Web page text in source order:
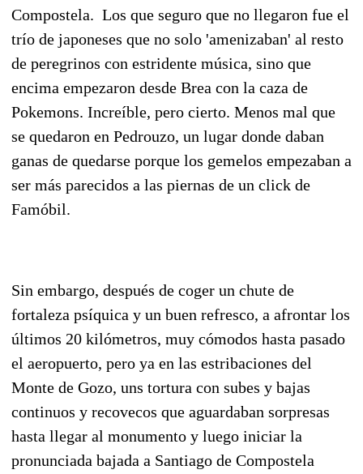
Compostela. Los que seguro que no llegaron fue el
trío de japoneses que no solo 'amenizaban' al resto
de peregrinos con estridente música, sino que
encima empezaron desde Brea con la caza de
Pokemons. Increíble, pero cierto. Menos mal que
se quedaron en Pedrouzo, un lugar donde daban
ganas de quedarse porque los gemelos empezaban a
ser más parecidos a las piernas de un click de
Famóbil.
Sin embargo, después de coger un chute de
fortaleza psíquica y un buen refresco, a afrontar los
últimos 20 kilómetros, muy cómodos hasta pasado
el aeropuerto, pero ya en las estribaciones del
Monte de Gozo, uns tortura con subes y bajas
continuos y recovecos que aguardaban sorpresas
hasta llegar al monumento y luego iniciar la
pronunciada bajada a Santiago de Compostela